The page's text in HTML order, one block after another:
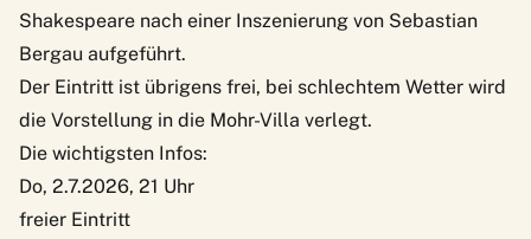
Shakespeare nach einer Inszenierung von Sebastian
Bergau aufgeführt.
Der Eintritt ist übrigens frei, bei schlechtem Wetter wird
die Vorstellung in die Mohr-Villa verlegt.
Die wichtigsten Infos:
Do, 2.7.2026, 21 Uhr
freier Eintritt